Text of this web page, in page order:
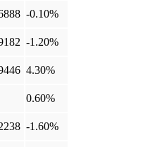
-0.10%
-1.20%
4.30%
0.60%
-1.60%